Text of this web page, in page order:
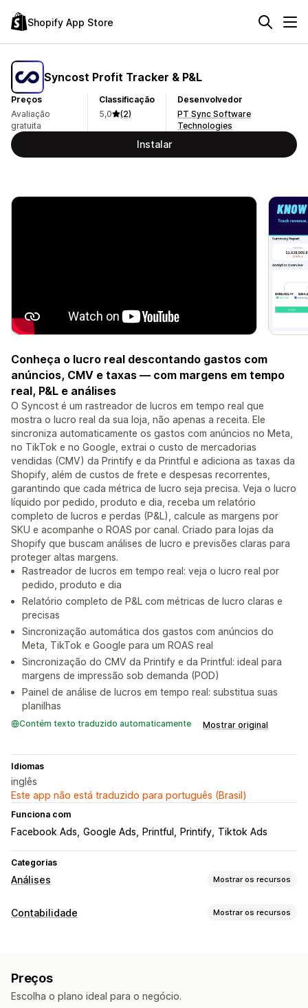
Shopify App Store
Syncost Profit Tracker & P&L
Preços
Avaliação
gratuita
Classificação
5,0
(2)
Desenvolvedor
PT Sync Software
Technologies
Instalar
Conheça o lucro real descontando gastos com
anúncios, CMV e taxas — com margens em tempo
real, P&L e análises
O Syncost é um rastreador de lucros em tempo real que
mostra o lucro real da sua loja, não apenas a receita. Ele
sincroniza automaticamente os gastos com anúncios no Meta,
no TikTok e no Google, extrai o custo de mercadorias
vendidas (CMV) da Printify e da Printful e adiciona as taxas da
Shopify, além de custos de frete e despesas recorrentes,
garantindo que cada métrica de lucro seja precisa. Veja o lucro
líquido por pedido, produto e dia, receba um relatório
completo de lucros e perdas (P&L), calcule as margens por
SKU e acompanhe o ROAS por canal. Criado para lojas da
Shopify que buscam análises de lucro e previsões claras para
proteger altas margens.
Rastreador de lucros em tempo real: veja o lucro real por
pedido, produto e dia
Relatório completo de P&L com métricas de lucro claras e
precisas
Sincronização automática dos gastos com anúncios do
Meta, TikTok e Google para um ROAS real
Sincronização do CMV da Printify e da Printful: ideal para
margens de impressão sob demanda (POD)
Painel de análise de lucros em tempo real: substitua suas
planilhas
Contém texto traduzido automaticamente Mostrar original
Idiomas
inglês
Este app não está traduzido para português (Brasil)
Funciona com
Facebook Ads Google Ads Printful Printify Tiktok Ads
Categorias
Análises Mostrar os recursos
Comportamento do cliente
Análise de coorte
Contabilidade Mostrar os recursos
Tributo sobre vendas
Devoluções e trocas
Acompanhamento de CPV
Preços
Escolha o plano ideal para o negócio.